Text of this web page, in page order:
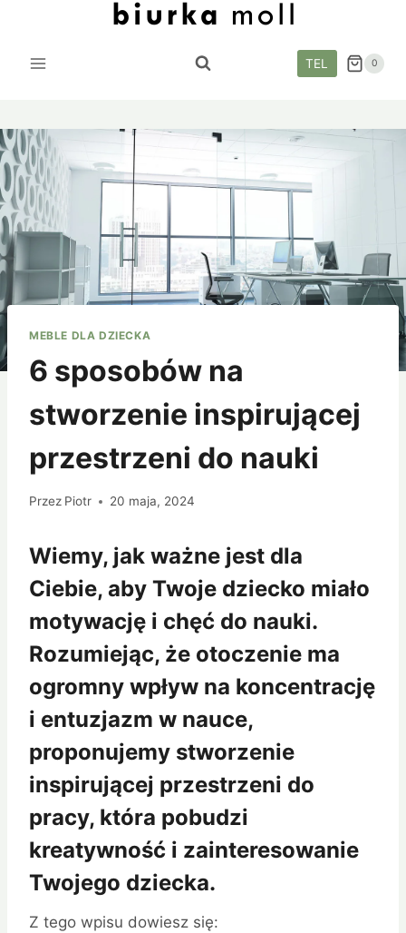
treści
TEL 0
MEBLE DLA DZIECKA
6 sposobów na
stworzenie inspirującej
przestrzeni do nauki
Przez Piotr 20 maja, 2024
Wiemy, jak ważne jest dla
Ciebie, aby Twoje dziecko miało
motywację i chęć do nauki.
Rozumiejąc, że otoczenie ma
ogromny wpływ na koncentrację
i entuzjazm w nauce,
proponujemy stworzenie
inspirującej przestrzeni do
pracy, która pobudzi
kreatywność i zainteresowanie
Twojego dziecka.
Z tego wpisu dowiesz się: